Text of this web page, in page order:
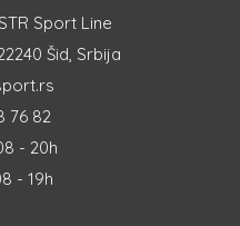
Sport Line
Šid, Srbija
76 82
- 20h
- 19h